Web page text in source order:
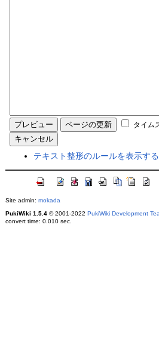
タイム
テキスト整形のルールを表示する
Site admin: mokada
PukiWiki 1.5.4© 2001-2022 PukiWiki Development
convert time: 0.010 sec.